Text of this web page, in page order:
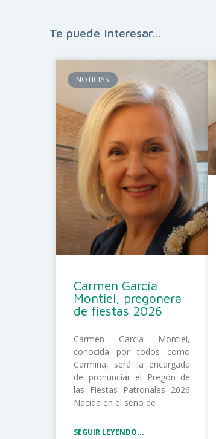
Te puede interesar...
NOTICIAS
Carmen García
Montiel, pregonera
de fiestas 2026
Carmen García Montiel,
conocida por todos como
Carmina, será la encargada
de pronunciar el Pregón de
las Fiestas Patronales 2026
Nacida en el seno de
SEGUIR LEYENDO...